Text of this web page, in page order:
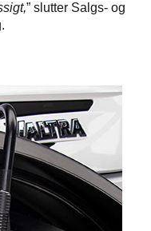
” slutter Salgs- og